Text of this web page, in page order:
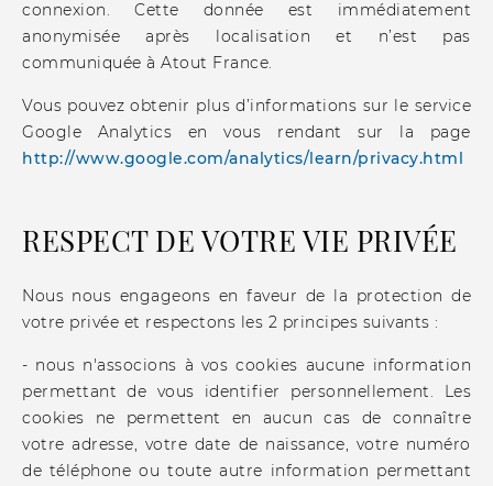
connexion. Cette donnée est immédiatement
anonymisée après localisation et n’est pas
communiquée à Atout France.
Vous pouvez obtenir plus d’informations sur le service
Google Analytics en vous rendant sur la page
http://www.google.com/analytics/learn/privacy.html
RESPECT DE VOTRE VIE PRIVÉE
Nous nous engageons en faveur de la protection de
votre privée et respectons les 2 principes suivants :
- nous n'associons à vos cookies aucune information
permettant de vous identifier personnellement. Les
cookies ne permettent en aucun cas de connaître
votre adresse, votre date de naissance, votre numéro
de téléphone ou toute autre information permettant